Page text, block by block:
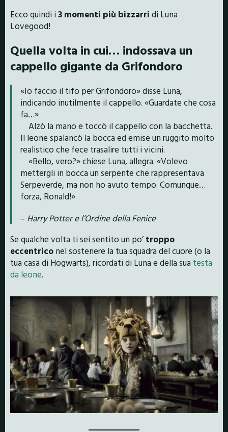
Ecco quindi i 3 momenti più bizzarri di Luna
Lovegood!
Quella volta in cui… indossava un
cappello gigante da Grifondoro
«Io faccio il tifo per Grifondoro» disse Luna,
indicando inutilmente il cappello. «Guardate che cosa
fa…»
Alzò la mano e toccò il cappello con la bacchetta.
Il leone spalancò la bocca ed emise un ruggito molto
realistico che fece trasalire tutti i vicini.
«Bello, vero?» chiese Luna, allegra. «Volevo
mettergli in bocca un serpente che rappresentava
Serpeverde, ma non ho avuto tempo. Comunque…
forza, Ronald!»
– Harry Potter e l’Ordine della Fenice
Se qualche volta ti sei sentito un po’ troppo
eccentrico nel sostenere la tua squadra del cuore (o la
tua casa di Hogwarts), ricordati di Luna e della sua testa
da leone.